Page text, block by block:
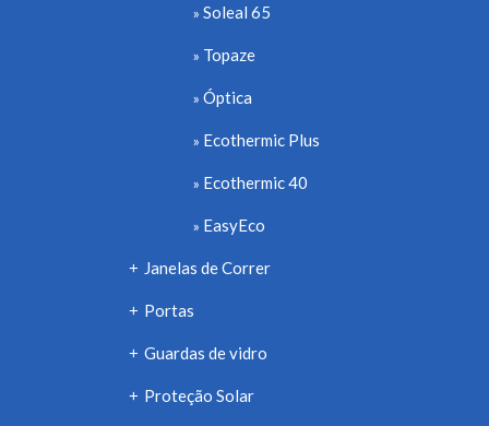
Soleal 65
Topaze
Óptica
Ecothermic Plus
Ecothermic 40
EasyEco
+ Janelas de Correr
+ Portas
+ Guardas de vidro
+ Proteção Solar